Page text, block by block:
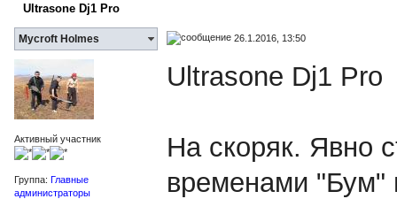
Ultrasone Dj1 Pro
Mycroft Holmes 26.1.2016, 13:50
Активный участник
Группа: Главные
администраторы
Ultrasone Dj1 Pro
На скоряк. Явно
временами "Бум"